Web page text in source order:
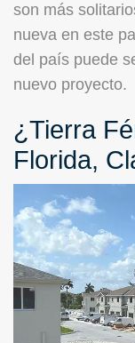
son más
nueva en este
del país puede
nuevo proyecto.
¿Tierra
Florida,